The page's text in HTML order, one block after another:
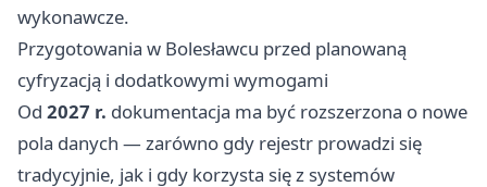
wykonawcze.
Przygotowania w Bolesławcu przed planowaną
cyfryzacją i dodatkowymi wymogami
Od 2027 r. dokumentacja ma być rozszerzona o nowe
pola danych — zarówno gdy rejestr prowadzi się
tradycyjnie, jak i gdy korzysta się z systemów